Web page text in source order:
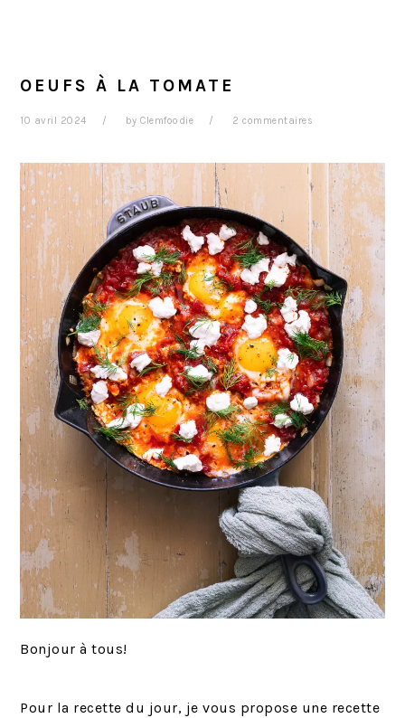
OEUFS À LA TOMATE
10 avril 2024 byClemfoodie 2 commentaires
Bonjour à tous!
Pour la recette du jour, je vous propose une recette